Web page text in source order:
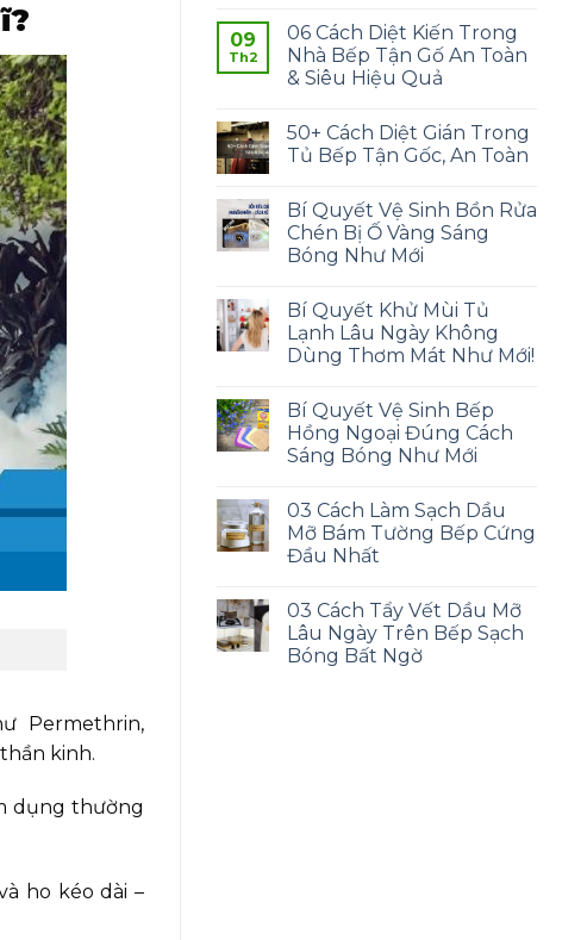
Permethrin,
kinh.
dụng thường
ho kéo dài –
09
Th2
06 Cách Diệt Kiến Trong
Nhà Bếp Tận Gố An Toàn
& Siêu Hiệu Quả
50+ Cách Diệt Gián Trong
Tủ Bếp Tận Gốc, An Toàn
Bí Quyết Vệ Sinh Bồn Rửa
Chén Bị Ố Vàng Sáng
Bóng Như Mới
Bí Quyết Khử Mùi Tủ
Lạnh Lâu Ngày Không
Dùng Thơm Mát Như Mới!
Bí Quyết Vệ Sinh Bếp
Hồng Ngoại Đúng Cách
Sáng Bóng Như Mới
03 Cách Làm Sạch Dầu
Mỡ Bám Tường Bếp Cứng
Đầu Nhất
03 Cách Tẩy Vết Dầu Mỡ
Lâu Ngày Trên Bếp Sạch
Bóng Bất Ngờ